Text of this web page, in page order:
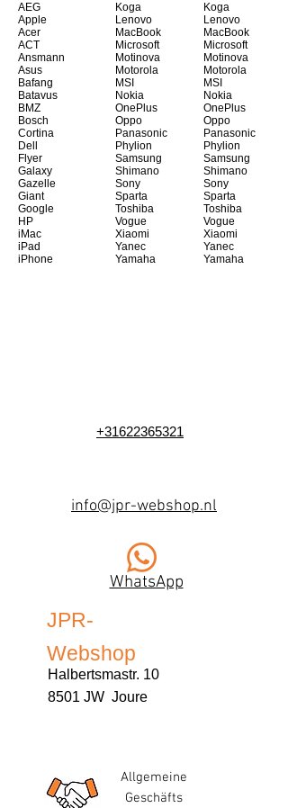
AEG
Apple
Acer
ACT
Ansmann
Asus
Bafang
Batavus
BMZ
Bosch
Cortina
Dell
Flyer
Galaxy
Gazelle
Giant
Google
HP
iMac
iPad
iPhone
Koga
Lenovo
MacBook
Microsoft
Motinova
Motorola
MSI
Nokia
OnePlus
Oppo
Panasonic
Phylion
Samsung
Shimano
Sony
Sparta
Toshiba
Vogue
Xiaomi
Yanec
Yamaha
Koga
Lenovo
MacBook
Microsoft
Motinova
Motorola
MSI
Nokia
OnePlus
Oppo
Panasonic
Phylion
Samsung
Shimano
Sony
Sparta
Toshiba
Vogue
Xiaomi
Yanec
Yamaha
+31622365321
info@jpr-webshop.nl
WhatsApp
JPR-
Webshop
Halbertsmastr. 10
8501 JW Joure
Allgemeine
Geschäfts